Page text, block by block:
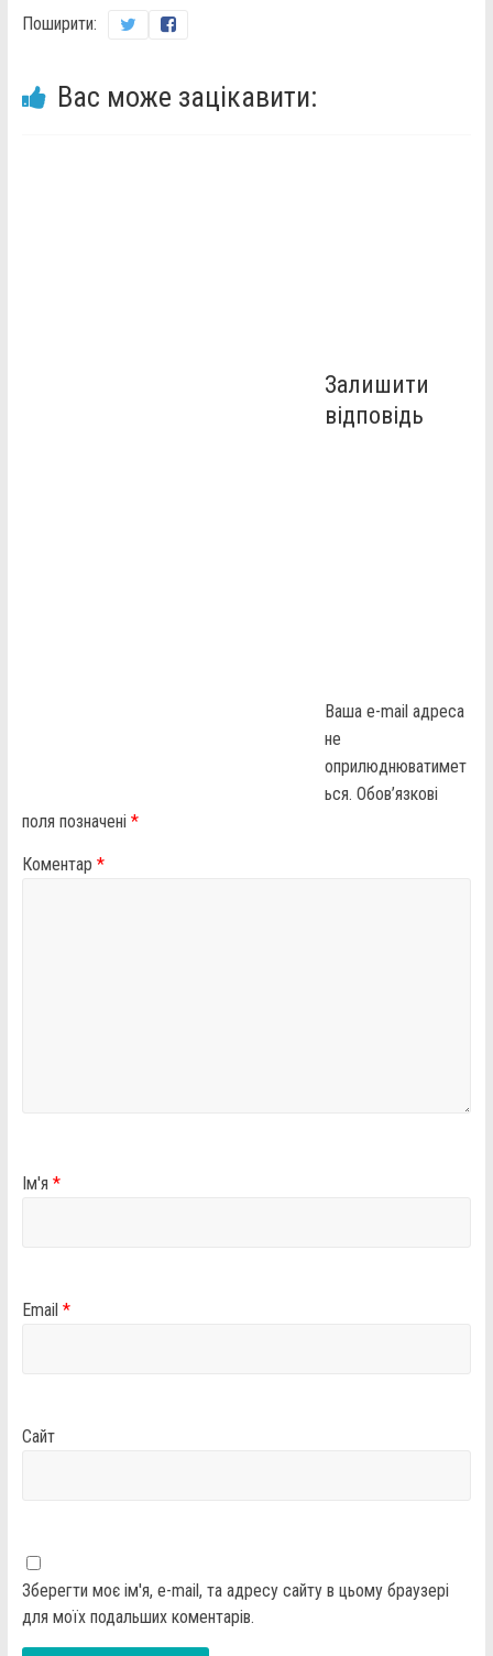
Поширити:
Вас може зацікавити:
Залишити
відповідь
Ваша e-mail адреса
не
оприлюднюватимет
ься. Обов’язкові
поля позначені *
Коментар *
Ім'я *
Email *
Сайт
Зберегти моє ім'я, e-mail, та адресу сайту в цьому браузері
для моїх подальших коментарів.